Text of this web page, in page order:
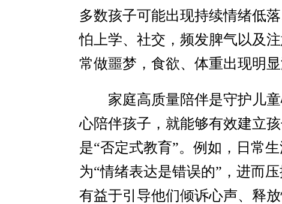
多数孩子可能出现持续情绪低
怕上学、社交，频发脾气以及
常做噩梦，食欲、体重出现明
家庭高质量陪伴是守护儿
心陪伴孩子，就能够有效建立
是“否定式教育”。例如，日常
为“情绪表达是错误的”，进而
有益于引导他们倾诉心声、释放